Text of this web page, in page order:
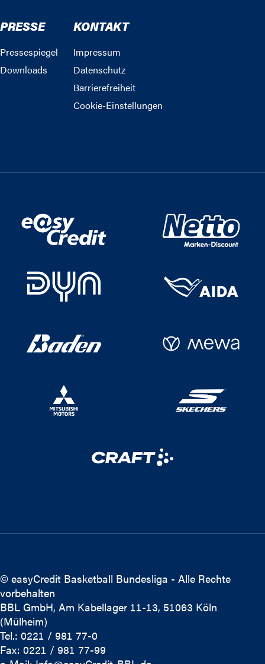
PRESSE
Pressespiegel
Downloads
KONTAKT
Impressum
Datenschutz
Barrierefreiheit
Cookie-Einstellungen
© easyCredit Basketball Bundesliga - Alle Rechte
vorbehalten
BBL GmbH, Am Kabellager 11-13, 51063 Köln
(Mülheim)
Tel.: 0221 / 981 77-0
Fax: 0221 / 981 77-99